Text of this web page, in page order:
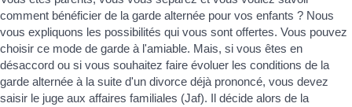
comment bénéficier de la garde alternée pour vos enfants ? Nous
vous expliquons les possibilités qui vous sont offertes. Vous pouvez
choisir ce mode de garde à l'amiable. Mais, si vous êtes en
désaccord ou si vous souhaitez faire évoluer les conditions de la
garde alternée à la suite d'un divorce déjà prononcé, vous devez
saisir le juge aux affaires familiales (Jaf). Il décide alors de la